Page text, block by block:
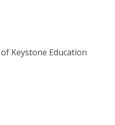
Keystone Education